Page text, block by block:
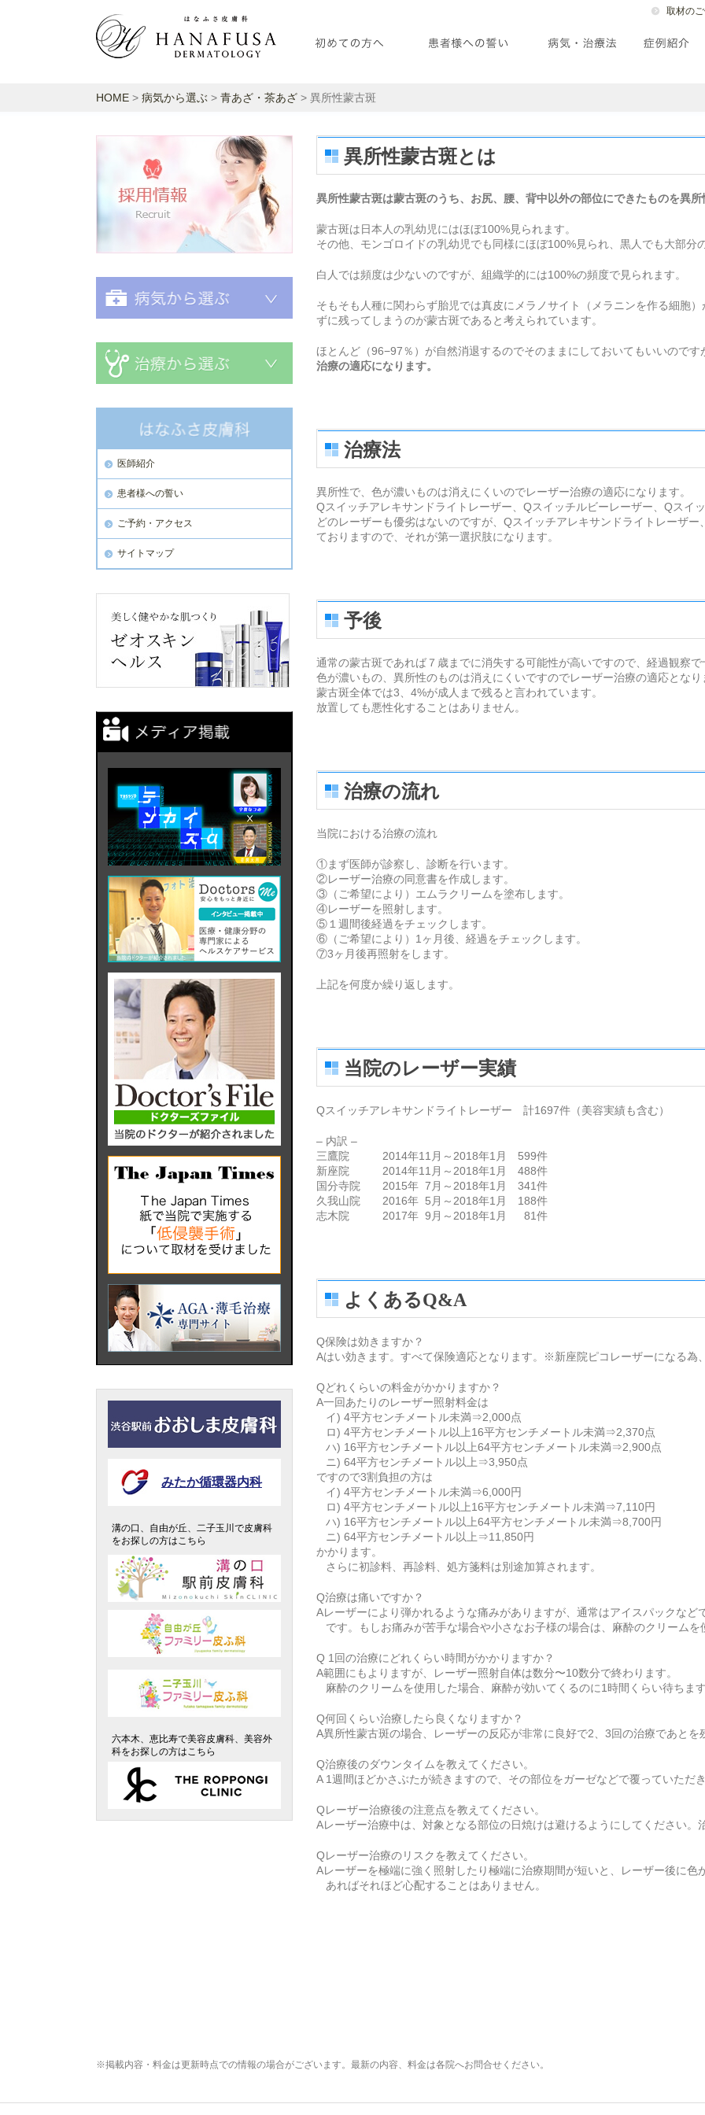
取材の
HOME > 病気から選ぶ > 青あざ・茶あざ > 異所性蒙古斑
異所性蒙古斑とは
異所性蒙古斑は蒙古斑のうち、お尻、腰、背中以外の部位にできたものを異所
蒙古斑は日本人の乳幼児にはほぼ100%見られます。
その他、モンゴロイドの乳幼児でも同様にほぼ100%見られ、黒人でも大部分
白人では頻度は少ないのですが、組織学的には100%の頻度で見られます。
そもそも人種に関わらず胎児では真皮にメラノサイト（メラニンを作る細胞
ずに残ってしまうのが蒙古斑であると考えられています。
ほとんど（96−97％）が自然消退するのでそのままにしておいてもいいのです
治療の適応になります。
治療法
異所性で、色が濃いものは消えにくいのでレーザー治療の適応になります。
Qスイッチアレキサンドライトレーザー、Qスイッチルビーレーザー、Qスイ
どのレーザーも優劣はないのですが、Qスイッチアレキサンドライトレーザ
ておりますので、それが第一選択肢になります。
予後
通常の蒙古斑であれば７歳までに消失する可能性が高いですので、経過観察で
色が濃いもの、異所性のものは消えにくいですのでレーザー治療の適応となり
蒙古斑全体では3、4%が成人まで残ると言われています。
放置しても悪性化することはありません。
治療の流れ
当院における治療の流れ
①まず医師が診察し、診断を行います。
②レーザー治療の同意書を作成します。
③（ご希望により）エムラクリームを塗布します。
④レーザーを照射します。
⑤１週間後経過をチェックします。
⑥（ご希望により）1ヶ月後、経過をチェックします。
⑦3ヶ月後再照射をします。
上記を何度か繰り返します。
当院のレーザー実績
Qスイッチアレキサンドライトレーザー 計1697件（美容実績も含む）
– 内訳 –
三鷹院 2014年11月～2018年1月 599件
新座院 2014年11月～2018年1月 488件
国分寺院 2015年 7月～2018年1月 341件
久我山院 2016年 5月～2018年1月 188件
志木院 2017年 9月～2018年1月 81件
よくあるQ&A
Q保険は効きますか？
Aはい効きます。すべて保険適応となります。※新座院ピコレーザーになる為
Qどれくらいの料金がかかりますか？
A一回あたりのレーザー照射料金は
イ) 4平方センチメートル未満⇒2,000点
ロ) 4平方センチメートル以上16平方センチメートル未満⇒2,370点
ハ) 16平方センチメートル以上64平方センチメートル未満⇒2,900点
ニ) 64平方センチメートル以上⇒3,950点
ですので3割負担の方は
イ) 4平方センチメートル未満⇒6,000円
ロ) 4平方センチメートル以上16平方センチメートル未満⇒7,110円
ハ) 16平方センチメートル以上64平方センチメートル未満⇒8,700円
ニ) 64平方センチメートル以上⇒11,850円
かかります。
さらに初診料、再診料、処方箋料は別途加算されます。
Q治療は痛いですか？
Aレーザーにより弾かれるような痛みがありますが、通常はアイスパックな
です。もしお痛みが苦手な場合や小さなお子様の場合は、麻酔のクリームを
Q 1回の治療にどれくらい時間がかかりますか？
A範囲にもよりますが、レーザー照射自体は数分〜10数分で終わります。
麻酔のクリームを使用した場合、麻酔が効いてくるのに1時間くらい待ちま
Q何回くらい治療したら良くなりますか？
A異所性蒙古斑の場合、レーザーの反応が非常に良好で2、3回の治療であとを
Q治療後のダウンタイムを教えてください。
A 1週間ほどかさぶたが続きますので、その部位をガーゼなどで覆っていただき
Qレーザー治療後の注意点を教えてください。
Aレーザー治療中は、対象となる部位の日焼けは避けるようにしてください。
Qレーザー治療のリスクを教えてください。
Aレーザーを極端に強く照射したり極端に治療期間が短いと、レーザー後に
あればそれほど心配することはありません。
採用情報
医師紹介
患者様への誓い
ご予約・アクセス
サイトマップ
みたか循環器内科
溝の口、自由が丘、二子玉川で皮膚科
をお探しの方はこちら
六本木、恵比寿で美容皮膚科、美容外
科をお探しの方はこちら
※掲載内容・料金は更新時点での情報の場合がございます。最新の内容、料金は各院へお問合せください。